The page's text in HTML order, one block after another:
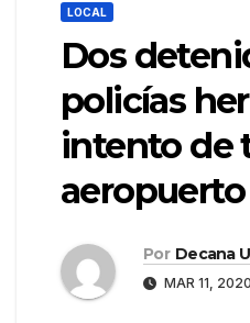
LOCAL
Dos
policías
intento de
Por Decana
MAR 11, 2020